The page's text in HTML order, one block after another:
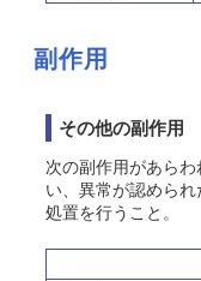
副作用
その他の副作用
次の副作用があら
い、異常が認めら
処置を行うこと。